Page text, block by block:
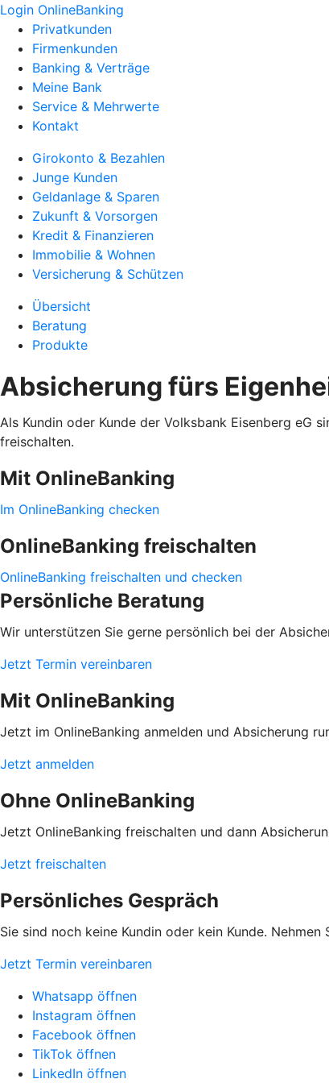
Login OnlineBanking
Privatkunden
Firmenkunden
Banking & Verträge
Meine Bank
Service & Mehrwerte
Kontakt
Girokonto & Bezahlen
Junge Kunden
Geldanlage & Sparen
Zukunft & Vorsorgen
Kredit & Finanzieren
Immobilie & Wohnen
Versicherung & Schützen
Übersicht
Beratung
Produkte
Absicherung fürs
Als Kundin oder Kunde der Volksbank Eisenberg eG
freischalten.
Mit OnlineBanking
Im OnlineBanking checken
OnlineBanking freischalten
OnlineBanking freischalten und checken
Persönliche Beratung
Wir unterstützen Sie gerne persönlich bei der
Jetzt Termin vereinbaren
Mit OnlineBanking
Jetzt im OnlineBanking anmelden und Absicherung
Jetzt anmelden
Ohne OnlineBanking
Jetzt OnlineBanking freischalten und dann
Jetzt freischalten
Persönliches Gespräch
Sie sind noch keine Kundin oder kein Kunde.
Jetzt Termin vereinbaren
Whatsapp öffnen
Instagram öffnen
Facebook öffnen
TikTok öffnen
LinkedIn öffnen